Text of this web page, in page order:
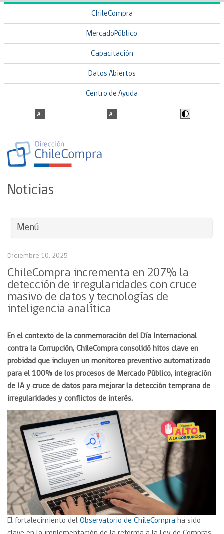
ChileCompra
MercadoPúblico
Capacitación
Datos Abiertos
Centro de Ayuda
Noticias
Menú
Diciembre 10, 2025
ChileCompra incrementa en 207% la
detección de irregularidades con cruce
masivo de datos y tecnologías de
inteligencia analítica
En el contexto de la conmemoración del Día Internacional
contra la Corrupción, ChileCompra consolidó hitos clave en
probidad que incluyen un monitoreo preventivo automatizado
para el 100% de los procesos de Mercado Público, integración
de IA y cruce de datos para mejorar la detección temprana de
irregularidades y conflictos de interés.
El fortalecimiento del Observatorio de ChileCompra ha sido